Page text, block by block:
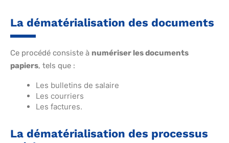
La dématérialisation des documents
Ce procédé consiste à numériser les documents
papiers, tels que :
Les bulletins de salaire
Les courriers
Les factures.
La dématérialisation des processus